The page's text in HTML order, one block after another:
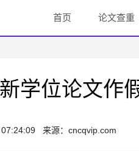
首页 论文查重
学位论文作
来源： cncqvip.com